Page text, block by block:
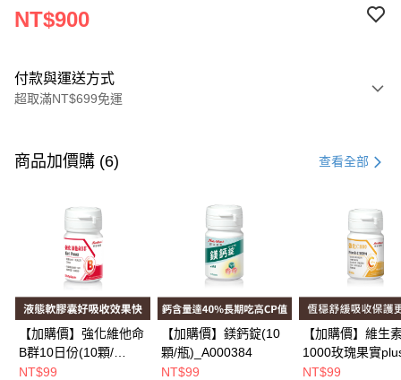
NT$900
付款與運送方式
超取滿NT$699免運
信用卡一次付款
Apple Pay
悠遊付
Google Pay
商品加價購 (6) 查看全部
【加購價】強化維他命
B群10日份(10顆/
瓶)_A000226
NT$99
【加購價】鎂鈣錠(10
顆/瓶)_A000384
NT$99
【加購價】維生
1000玫瑰果實
(10錠/瓶)*1瓶
NT$99